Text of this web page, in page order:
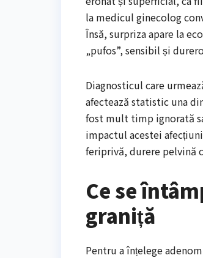
la medicul ginecolog
Însă, surpriza apare la
„pufos”, sensibil și
Diagnosticul care
afectează statistic una
fost mult timp ignorată
impactul acestei
feriprivă, durere pelvină
Ce se
graniță
Pentru a înțelege